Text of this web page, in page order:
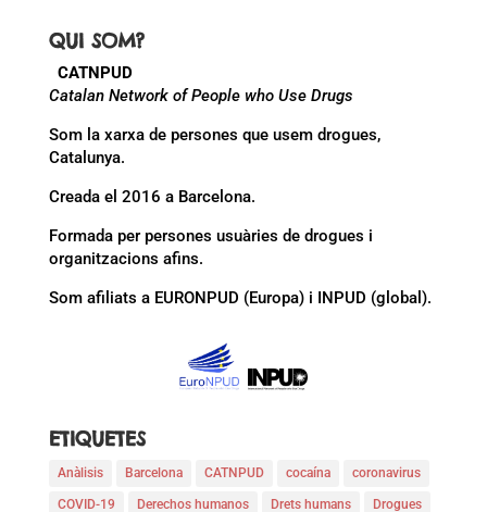
QUI SOM?
CATNPUD
Catalan Network of People who Use Drugs
Som la xarxa de persones que usem drogues,
Catalunya.
Creada el 2016 a Barcelona.
Formada per persones usuàries de drogues i
organitzacions afins.
Som afiliats a EURONPUD (Europa) i INPUD (global).
ETIQUETES
Anàlisis Barcelona CATNPUD cocaína coronavirus
COVID-19 Derechos humanos Drets humans Drogues